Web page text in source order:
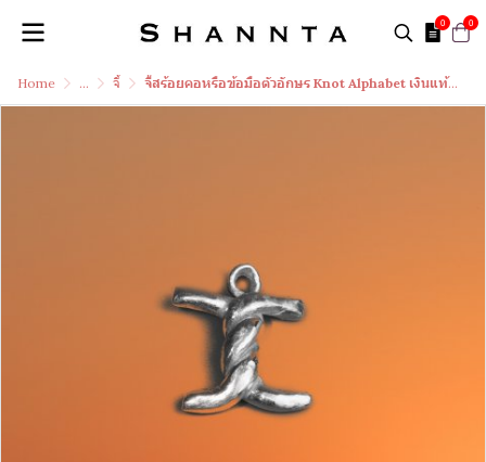
0 0
Home ... จี้ จี้สร้อยคอหรือข้อมือตัวอักษร Knot Alphabet เงินแท้ 99.99 (เฉพาะจี้) / I /